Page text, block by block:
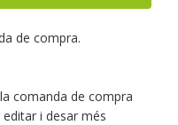
de compra.
comanda de compra
i desar més